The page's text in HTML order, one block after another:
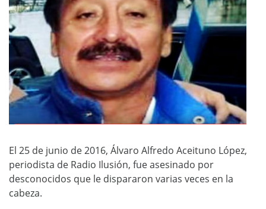
El 25 de junio de 2016, Álvaro Alfredo Aceituno López,
periodista de Radio Ilusión, fue asesinado por
desconocidos que le dispararon varias veces en la
cabeza.